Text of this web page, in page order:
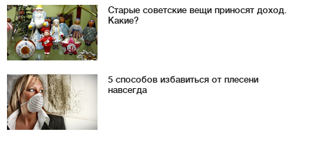
Старые советские вещи приносят доход.
Какие?
5 способов избавиться от плесени
навсегда